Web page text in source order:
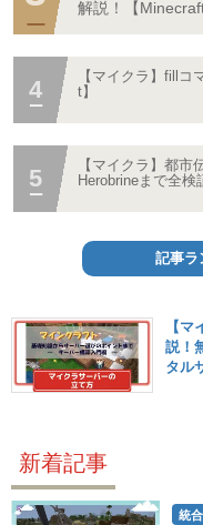
解説！【Minecraft
【マイクラ】fill
t】
【マイクラ】都市
Herobrineまで全検
記事ラ
【
説！
タル
新着記事
統